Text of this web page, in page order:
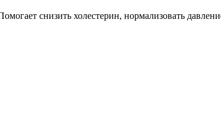
снизить холестерин, нормализовать